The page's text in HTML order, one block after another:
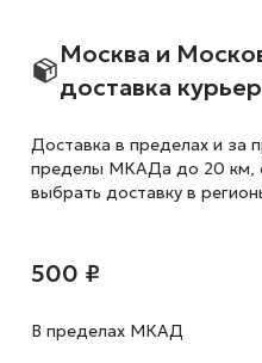
Москва и
доставка
Доставка в пределах и за
пределы МКАДа до 20 км,
выбрать доставку в
500 ₽
В пределах МКАД